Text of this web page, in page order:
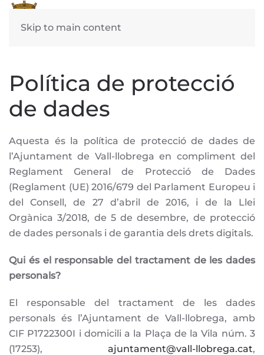
Skip to main content
Política de protecció
de dades
Aquesta és la política de protecció de dades de
l’Ajuntament de Vall-llobrega en compliment del
Reglament General de Protecció de Dades
(Reglament (UE) 2016/679 del Parlament Europeu i
del Consell, de 27 d’abril de 2016, i de la Llei
Orgànica 3/2018, de 5 de desembre, de protecció
de dades personals i de garantia dels drets digitals.
Qui és el responsable del tractament de les dades
personals?
El responsable del tractament de les dades
personals és l’Ajuntament de Vall-llobrega, amb
CIF P1722300I i domicili a la Plaça de la Vila núm. 3
(17253), ajuntament@vall-llobrega.cat,